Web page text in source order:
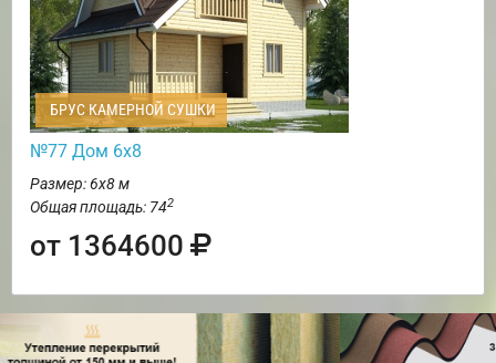
БРУС КАМЕРНОЙ СУШКИ
№77 Дом 6х8
Размер: 6х8 м
Общая площадь: 742
от 1364600